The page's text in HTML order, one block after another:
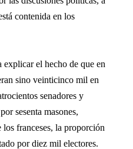
contenida en los
el hecho de que en
sino veinticinco mil en
senadores y
sesenta masones,
los franceses, la proporción
por diez mil electores.